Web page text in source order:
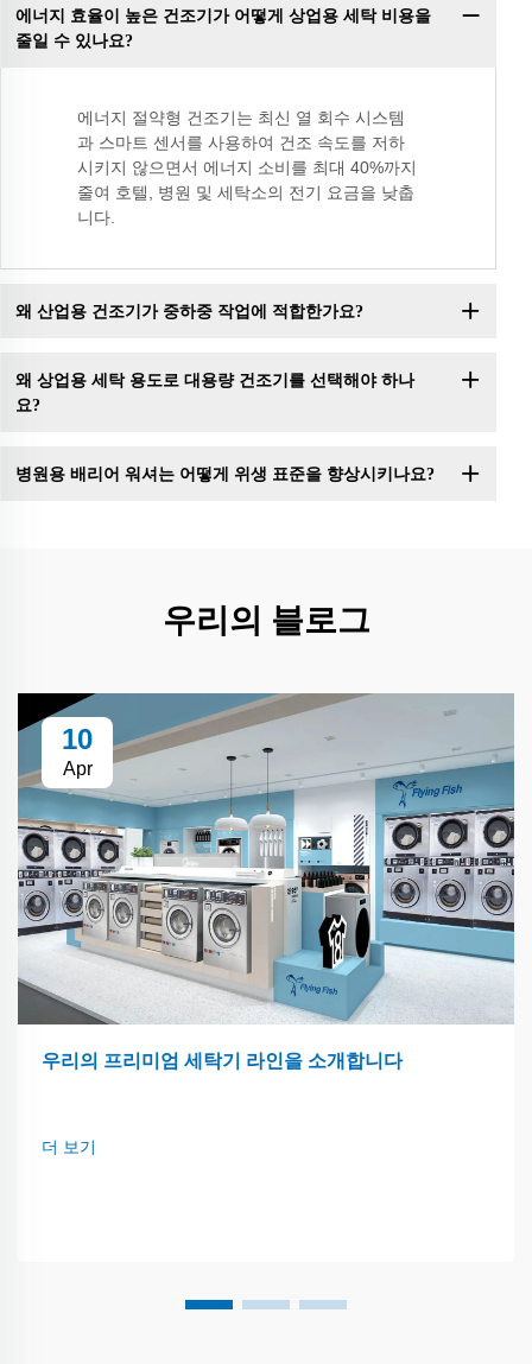
에너지 효율이 높은 건조기가 어떻게 상업용 세탁 비용을
줄일 수 있나요?
에너지 절약형 건조기는 최신 열 회수 시스템
과 스마트 센서를 사용하여 건조 속도를 저하
시키지 않으면서 에너지 소비를 최대 40%까지
줄여 호텔, 병원 및 세탁소의 전기 요금을 낮춥
니다.
왜 산업용 건조기가 중하중 작업에 적합한가요?
왜 상업용 세탁 용도로 대용량 건조기를 선택해야 하나
요?
병원용 배리어 워셔는 어떻게 위생 표준을 향상시키나요?
우리의 블로그
10
Apr
우리의 프리미엄 세탁기 라인을 소개합니다
더 보기